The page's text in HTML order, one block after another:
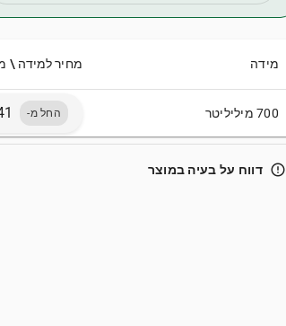
מידה מחיר למידה \
700 מיליליטר החל מ-
error_outline דווח על בעיה במוצר